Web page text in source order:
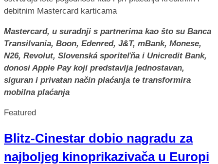
Mastercard, u suradnji s partnerima kao što su Banca
Transilvania, Boon, Edenred, J&T, mBank, Monese,
N26, Revolut, Slovenská sporiteľňa i Unicredit Bank,
donosi Apple Pay koji predstavlja jednostavan,
siguran i privatan način plaćanja te transformira
mobilna plaćanja
Featured
Blitz-Cinestar dobio nagradu za
najboljeg kinoprikazivača u Europi